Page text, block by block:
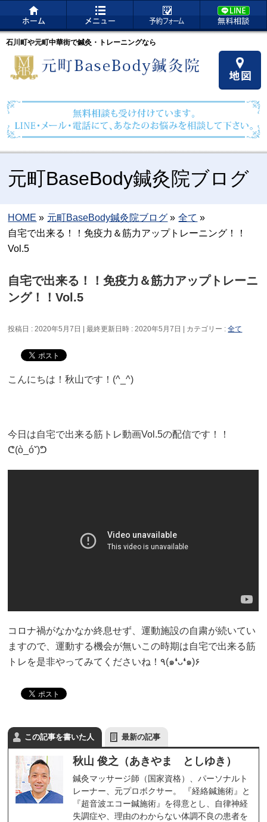
石川町や元町中華街で鍼灸・トレーニングなら
元町BaseBody鍼灸院ブログ
HOME » 元町BaseBody鍼灸院ブログ » 全て »
自宅で出来る！！免疫力＆筋力アップトレーニング！！
Vol.5
自宅で出来る！！免疫力＆筋力アップトレーニ
ング！！Vol.5
投稿日 : 2020年5月7日 最終更新日時 : 2020年5月7日 カテゴリー :全て
こんにちは！秋山です！(^_^)
今日は自宅で出来る筋トレ動画Vol.5の配信です！！
ᕦ(ò_óˇ)ᕤ
コロナ禍がなかなか終息せず、運動施設の自粛が続いてい
ますので、運動する機会が無いこの時期は自宅で出来る筋
トレを是非やってみてくださいね！٩(๑❛ᴗ❛๑)۶
この記事を書いた人 最新の記事
秋山 俊之（あきやま としゆき）
鍼灸マッサージ師（国家資格）、パーソナルト
レーナー、元プロボクサー。 『経絡鍼施術』と
『超音波エコー鍼施術』を得意とし、自律神経
失調症や、理由のわからない体調不良の患者を